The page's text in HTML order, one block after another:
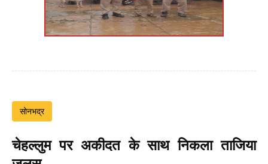
सोनभद्र
चेहल्लुम पर अकीदत के साथ निकला ताजिया